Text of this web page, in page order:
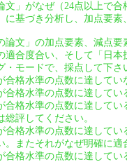
文」がなぜ（24点以上で
に基づき分析し、加点要素
論文」の加点要素、減点
適合度合い、そして「日
モードで、採点して下さ
合格水準の点数に達して
合格水準の点数に達して
合格水準の点数に達して
評してください。
合格水準の点数に達して
。またそれがなぜ明確に
合格水準の点数に達して